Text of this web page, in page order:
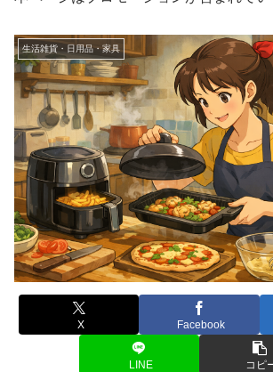
生活雑貨・日用品・家具
X Facebook
LINE コピ